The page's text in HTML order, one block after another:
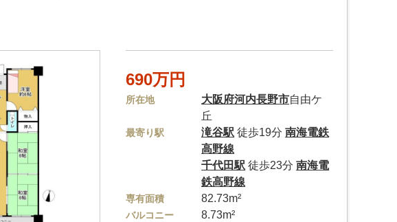
690万円
所在地 大阪府河内長野市自由ケ
丘
最寄り駅 滝谷駅 徒歩19分南海電鉄
高野線
千代田駅 徒歩23分南海電
鉄高野線
専有面積 82.73m²
バルコニー 8.73m²